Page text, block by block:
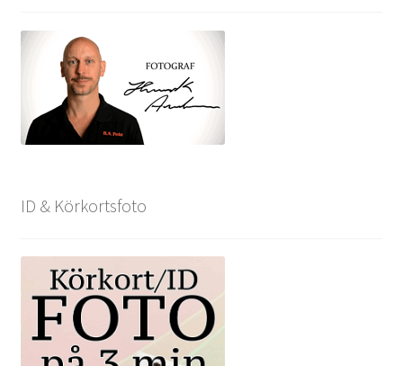
ID & Körkortsfoto